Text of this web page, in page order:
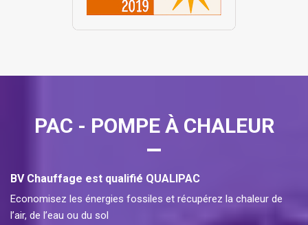
PAC - POMPE À CHALEUR
BV Chauffage est qualifié QUALIPAC
Economisez les énergies fossiles et récupérez la chaleur de
l’air, de l’eau ou du sol